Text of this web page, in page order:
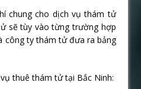
chung cho dịch vụ thám tử
sẽ tùy vào từng trường hợp
công ty thám tử đưa ra bảng
thuê thám tử tại Bắc Ninh: